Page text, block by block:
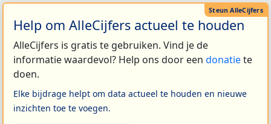
Help om AlleCijfers actueel te houden
AlleCijfers is gratis te gebruiken. Vind je de
informatie waardevol? Help ons door een donatiete
doen.
Elke bijdrage helpt om data actueel te houden en nieuwe
inzichten toe te voegen.